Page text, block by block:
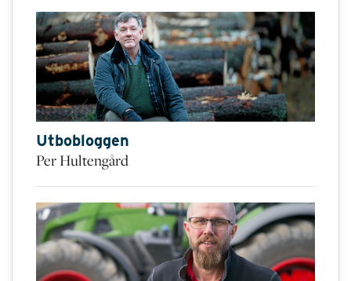
Utbobloggen
Per Hultengård